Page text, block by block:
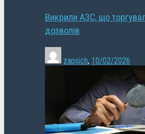
Викрили АЗС, що
дозволів
zapsich, 10/02/2026